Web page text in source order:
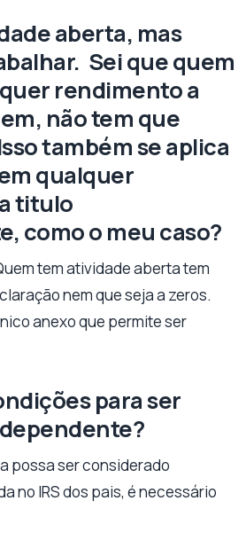
aberta, mas
Sei que quem
rendimento a
não tem que
também se aplica
qualquer
titulo
como o meu caso?
tem atividade aberta tem
nem que seja a zeros.
anexo que permite ser
para ser
possa ser considerado
no IRS dos pais, é necessário